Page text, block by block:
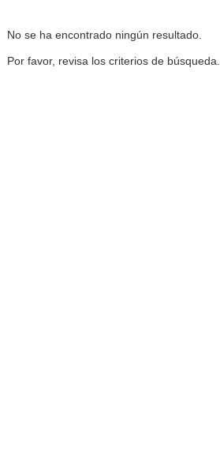
No se ha encontrado ningún resultado.
Por favor, revisa los criterios de búsqueda.